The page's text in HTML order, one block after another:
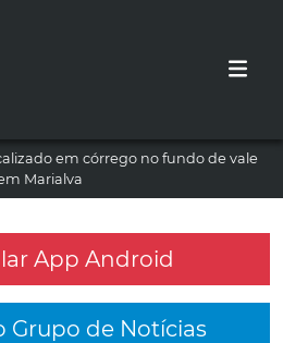
em córrego no fundo de vale
Marialva
App Android
Grupo de Notícias